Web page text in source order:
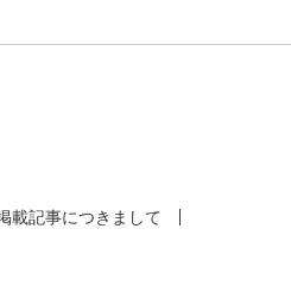
載記事につきまして